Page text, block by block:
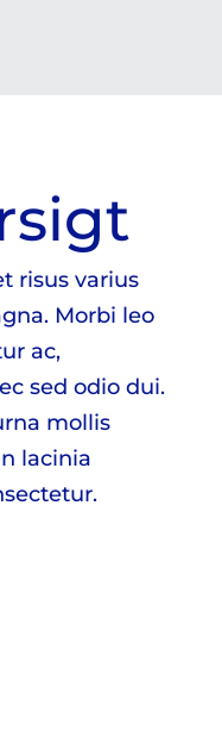
risus varius
Morbi leo
ac,
sed odio dui.
mollis
lacinia